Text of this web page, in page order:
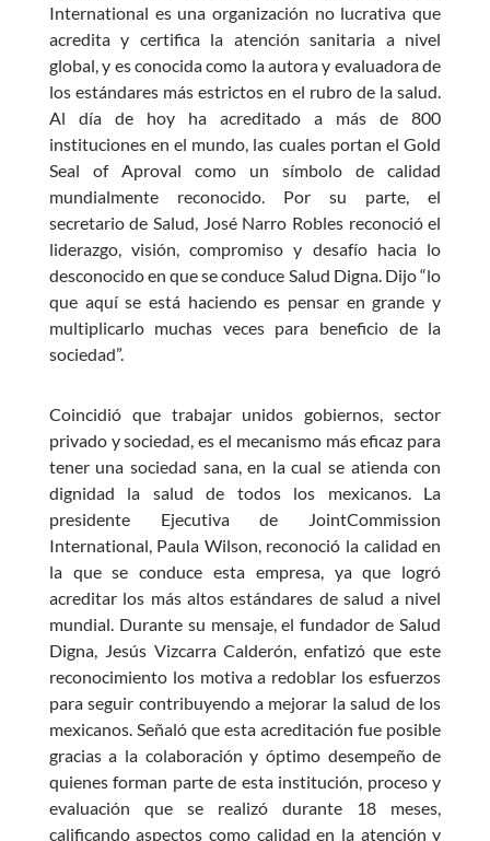
International es una organización no lucrativa que
acredita y certifica la atención sanitaria a nivel
global, y es conocida como la autora y evaluadora de
los estándares más estrictos en el rubro de la salud.
Al día de hoy ha acreditado a más de 800
instituciones en el mundo, las cuales portan el Gold
Seal of Aproval como un símbolo de calidad
mundialmente reconocido. Por su parte, el
secretario de Salud, José Narro Robles reconoció el
liderazgo, visión, compromiso y desafío hacia lo
desconocido en que se conduce Salud Digna. Dijo “lo
que aquí se está haciendo es pensar en grande y
multiplicarlo muchas veces para beneficio de la
sociedad”.
Coincidió que trabajar unidos gobiernos, sector
privado y sociedad, es el mecanismo más eficaz para
tener una sociedad sana, en la cual se atienda con
dignidad la salud de todos los mexicanos. La
presidente Ejecutiva de JointCommission
International, Paula Wilson, reconoció la calidad en
la que se conduce esta empresa, ya que logró
acreditar los más altos estándares de salud a nivel
mundial. Durante su mensaje, el fundador de Salud
Digna, Jesús Vizcarra Calderón, enfatizó que este
reconocimiento los motiva a redoblar los esfuerzos
para seguir contribuyendo a mejorar la salud de los
mexicanos. Señaló que esta acreditación fue posible
gracias a la colaboración y óptimo desempeño de
quienes forman parte de esta institución, proceso y
evaluación que se realizó durante 18 meses,
calificando aspectos como calidad en la atención y